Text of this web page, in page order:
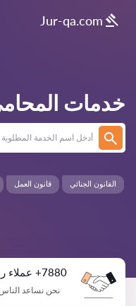
Jur-qa.com
خدمات
القانون الجنائي قانون العمل
7880+ عملاء راضين
نحن نساعد